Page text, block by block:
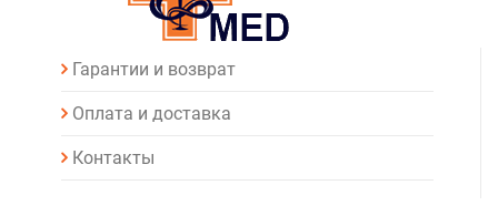
Гарантии и возврат
Оплата и доставка
Контакты